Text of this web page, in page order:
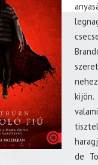
kijön.
de